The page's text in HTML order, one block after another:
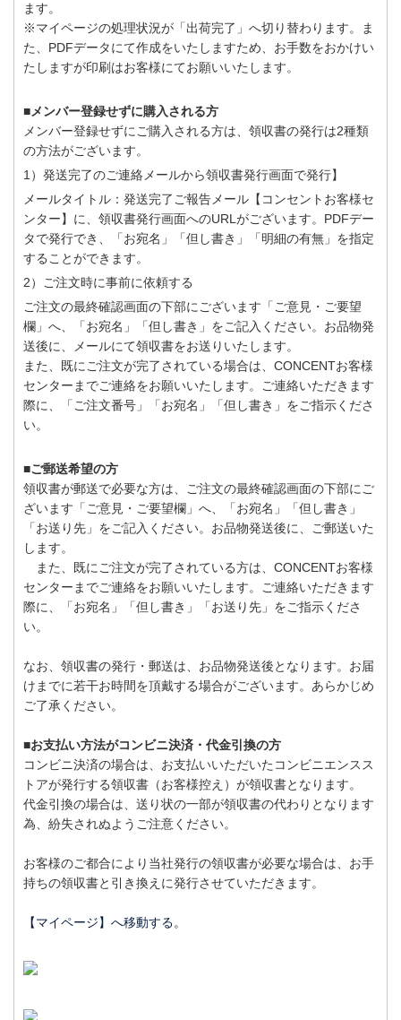
ます。
※マイページの処理状況が「出荷完了」へ切り替わります。ま
た、PDFデータにて作成をいたしますため、お手数をおかけい
たしますが印刷はお客様にてお願いいたします。
■メンバー登録せずに購入される方
メンバー登録せずにご購入される方は、領収書の発行は2種類
の方法がございます。
1）発送完了のご連絡メールから領収書発行画面で発行】
メールタイトル：発送完了ご報告メール【コンセントお客様セ
ンター】に、領収書発行画面へのURLがございます。PDFデー
タで発行でき、「お宛名」「但し書き」「明細の有無」を指定
することができます。
2）ご注文時に事前に依頼する
ご注文の最終確認画面の下部にございます「ご意見・ご要望
欄」へ、「お宛名」「但し書き」をご記入ください。お品物発
送後に、メールにて領収書をお送りいたします。
また、既にご注文が完了されている場合は、CONCENTお客様
センターまでご連絡をお願いいたします。ご連絡いただきます
際に、「ご注文番号」「お宛名」「但し書き」をご指示くださ
い。
■ご郵送希望の方
領収書が郵送で必要な方は、ご注文の最終確認画面の下部にご
ざいます「ご意見・ご要望欄」へ、「お宛名」「但し書き」
「お送り先」をご記入ください。お品物発送後に、ご郵送いた
します。
また、既にご注文が完了されている方は、CONCENTお客様
センターまでご連絡をお願いいたします。ご連絡いただきます
際に、「お宛名」「但し書き」「お送り先」をご指示くださ
い。
なお、領収書の発行・郵送は、お品物発送後となります。お届
けまでに若干お時間を頂戴する場合がございます。あらかじめ
ご了承ください。
■お支払い方法がコンビニ決済・代金引換の方
コンビニ決済の場合は、お支払いいただいたコンビニエンスス
トアが発行する領収書（お客様控え）が領収書となります。
代金引換の場合は、送り状の一部が領収書の代わりとなります
為、紛失されぬようご注意ください。
お客様のご都合により当社発行の領収書が必要な場合は、お手
持ちの領収書と引き換えに発行させていただきます。
【マイページ】へ移動する。